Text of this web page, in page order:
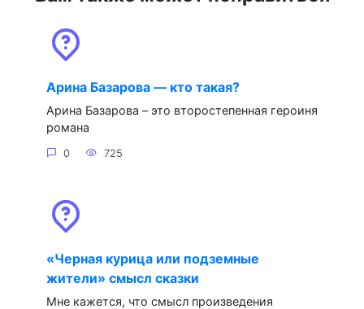
Арина Базарова — кто такая?
Арина Базарова – это второстепенная героиня
романа
0 725
«Черная курица или подземные
жители» смысл сказки
Мне кажется, что смысл произведения